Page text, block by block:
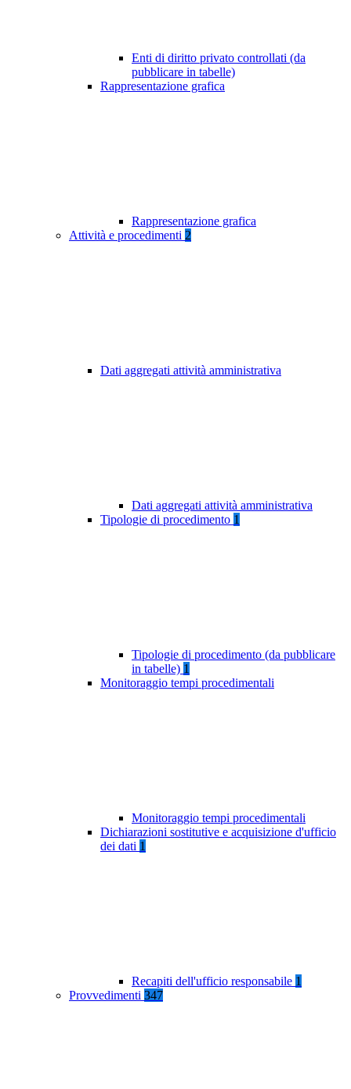
Enti di diritto privato controllati (da
pubblicare in tabelle)
Rappresentazione grafica
Rappresentazione grafica
Attività e procedimenti 2
Dati aggregati attività amministrativa
Dati aggregati attività amministrativa
Tipologie di procedimento 1
Tipologie di procedimento (da pubblicare
in tabelle) 1
Monitoraggio tempi procedimentali
Monitoraggio tempi procedimentali
Dichiarazioni sostitutive e acquisizione d'ufficio
dei dati 1
Recapiti dell'ufficio responsabile 1
Provvedimenti 347